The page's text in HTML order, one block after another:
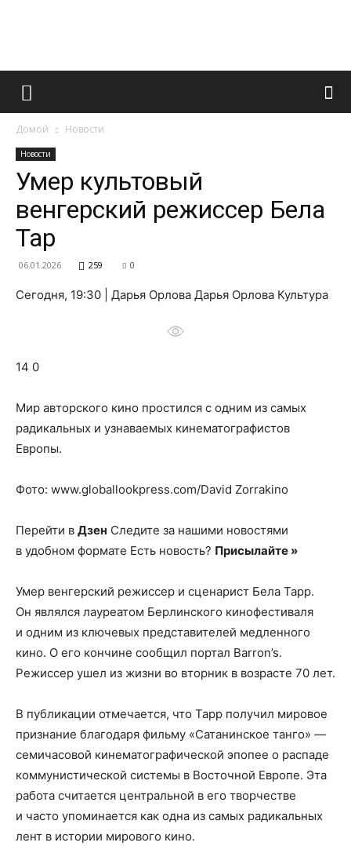
Французский
и
нем
Домой Новости
Новости
Умер культовый
венгерский режиссер Бела
Тар
06.01.2026 259 0
Сегодня, 19:30 | Дарья Орлова Дарья Орлова Культура
14 0
Мир авторского кино простился с одним из самых
радикальных и узнаваемых кинематографистов
Европы.
Фото: www.globallookpress.com/David Zorrakino
Перейти в Дзен Следите за нашими новостями
в удобном формате Есть новость? Присылайте »
Умер венгерский режиссер и сценарист Бела Тарр.
Он являлся лауреатом Берлинского кинофестиваля
и одним из ключевых представителей медленного
кино. О его кончине сообщил портал Barron’s.
Режиссер ушел из жизни во вторник в возрасте 70 лет.
В публикации отмечается, что Тарр получил мировое
признание благодаря фильму «Сатанинское танго» —
семичасовой кинематографической эпопее о распаде
коммунистической системы в Восточной Европе. Эта
работа считается центральной в его творчестве
и часто упоминается как одна из самых радикальных
лент в истории мирового кино.